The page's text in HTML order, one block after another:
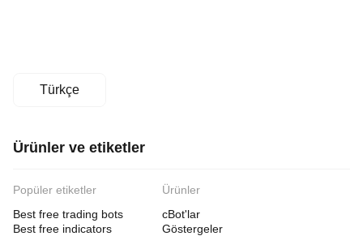
Türkçe
Ürünler ve etiketler
Popüler etiketler
Best free trading bots
Best free indicators
Ürünler
cBot'lar
Göstergeler